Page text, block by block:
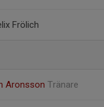
Frölich
Aronsson Tränare